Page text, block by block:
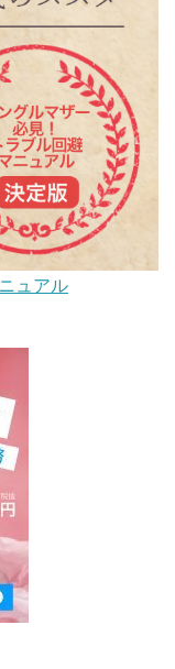
ュアル